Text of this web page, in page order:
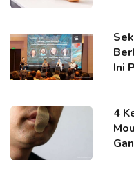
Ini
4